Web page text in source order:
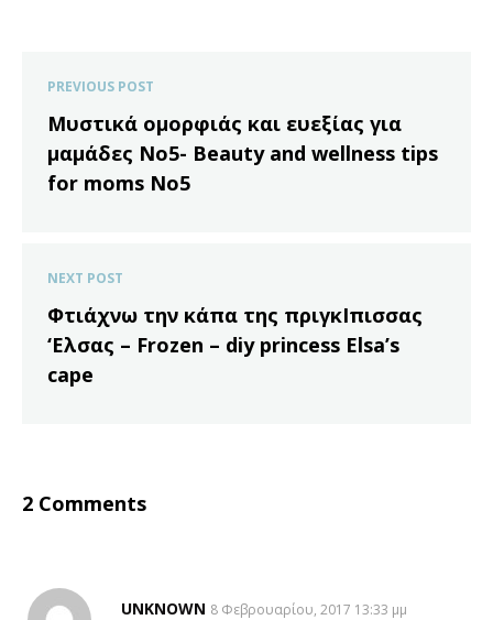
PREVIOUS POST
Μυστικά ομορφιάς και ευεξίας για
μαμάδες Νο5- Beauty and wellness tips
for moms No5
NEXT POST
Φτιάχνω την κάπα της πριγκΙπισσας
‘Ελσας – Frozen – diy princess Elsa’s
cape
2 Comments
UNKNOWN SAYS:
8 Φεβρουαρίου, 2017 13:33 μμ